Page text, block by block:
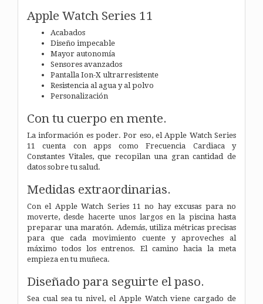
Apple Watch Series 11
Acabados
Diseño impecable
Mayor autonomía
Sensores avanzados
Pantalla Ion-X ultrarresistente
Resistencia al agua y al polvo
Personalización
Con tu cuerpo en mente.
La información es poder. Por eso, el Apple Watch Series
11 cuenta con apps como Frecuencia Cardiaca y
Constantes Vitales, que recopilan una gran cantidad de
datos sobre tu salud.
Medidas extraordinarias.
Con el Apple Watch Series 11 no hay excusas para no
moverte, desde hacerte unos largos en la piscina hasta
preparar una maratón. Además, utiliza métricas precisas
para que cada movimiento cuente y aproveches al
máximo todos los entrenos. El camino hacia la meta
empieza en tu muñeca.
Diseñado para seguirte el paso.
Sea cual sea tu nivel, el Apple Watch viene cargado de